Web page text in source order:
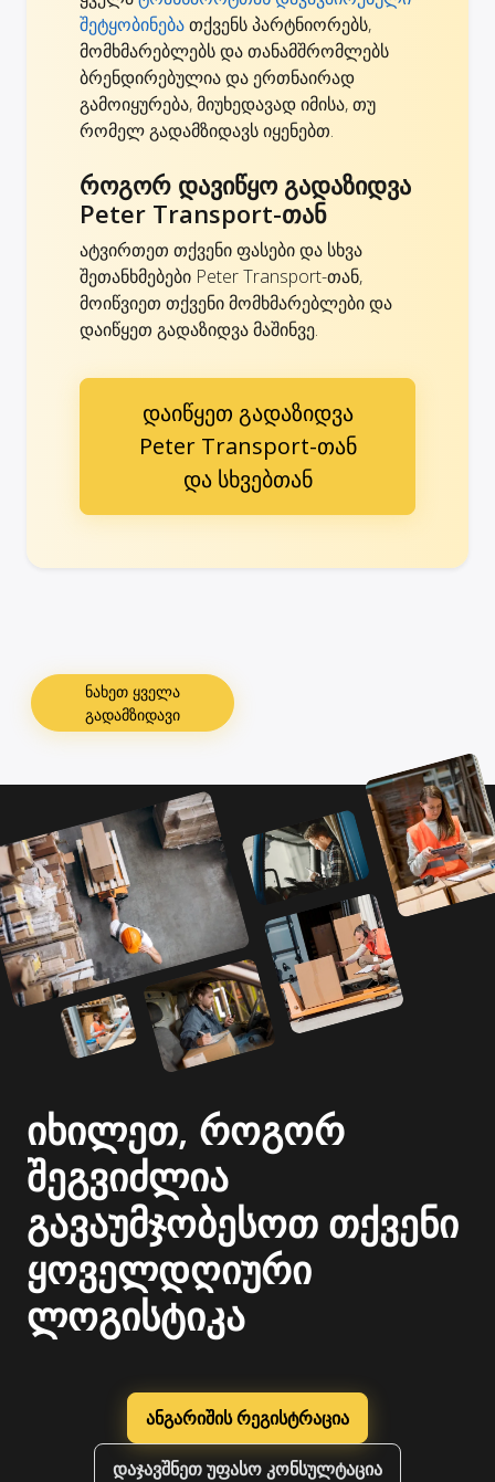
შეტყობინებათქვენს პარტნიორებს,
მომხმარებლებს და თანამშრომლებს
ბრენდირებულია და ერთნაირად
გამოიყურება, მიუხედავად იმისა, თუ
რომელ გადამზიდავს იყენებთ.
როგორ დავიწყო გადაზიდვა
Peter Transport-თან
ატვირთეთ თქვენი ფასები და სხვა
შეთანხმებები Peter Transport-თან,
მოიწვიეთ თქვენი მომხმარებლები და
დაიწყეთ გადაზიდვა მაშინვე.
დაიწყეთ გადაზიდვა
Peter Transport-თან
და სხვებთან
ნახეთ ყველა
გადამზიდავი
იხილეთ, როგორ
შეგვიძლია
გავაუმჯობესოთ თქვენი
ყოველდღიური
ლოგისტიკა
ანგარიშის რეგისტრაცია
დაჯავშნეთ უფასო კონსულტაცია